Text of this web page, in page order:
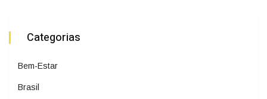
Categorias
Bem-Estar
Brasil